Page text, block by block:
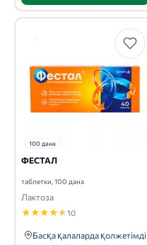
100 дана
ФЕСТАЛ
таблетки, 100 дана
Лактоза
★★★★★10
Басқа қалаларда қолжетімді